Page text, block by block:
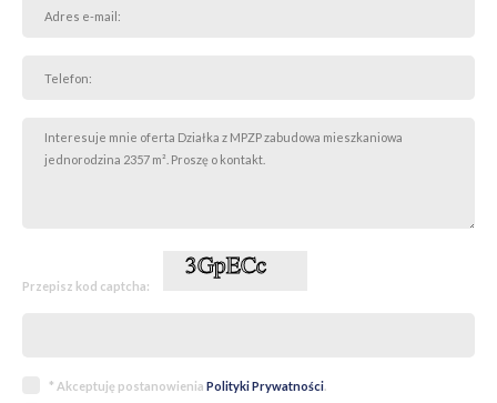
Przepisz kod captcha:
* Akceptuję postanowienia Polityki Prywatności.